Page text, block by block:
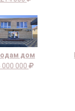
дом
000 000